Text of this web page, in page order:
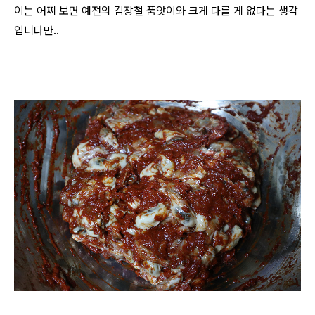
이는 어찌 보면 예전의 김장철 품앗이와 크게 다를 게 없다는 생각
입니다만..